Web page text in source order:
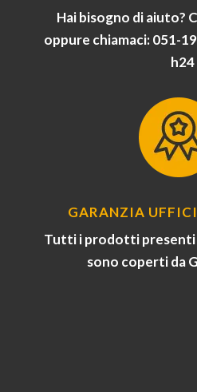
Hai bisogno di aiuto?
oppure chiamaci: 051-
h24
GARANZIA
Tutti i prodotti
sono coperti da